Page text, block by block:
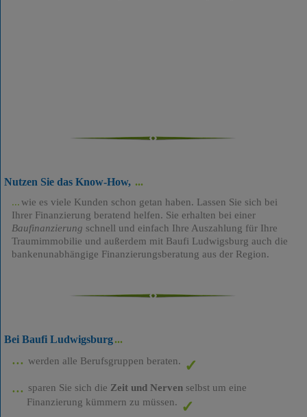
Nutzen Sie das Know-How,
wie es viele Kunden schon getan haben. Lassen Sie sich bei
Ihrer Finanzierung beratend helfen. Sie erhalten bei einer
Baufinanzierung schnell und einfach Ihre Auszahlung für Ihre
Traumimmobilie und außerdem mit Baufi Ludwigsburg auch die
bankenunabhängige Finanzierungsberatung aus der Region.
Bei Baufi Ludwigsburg
werden alle Berufsgruppen beraten.
sparen Sie sich die Zeit und Nervenselbst um eine
Finanzierung kümmern zu müssen.